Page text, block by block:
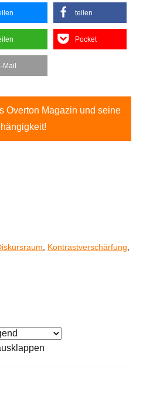
teilen
Pocket
Mail
Overton Magazin und seine
Kontrastverschärfung